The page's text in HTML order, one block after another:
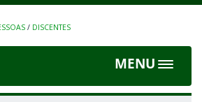
/ DISCENTES
MENU
Toggle